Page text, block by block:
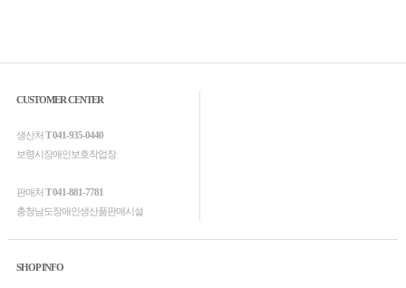
CUSTOMER CENTER
생산처 T 041-935-0440
보령시장애인보호작업장
판매처 T 041-881-7781
충청남도장애인생산품판매시설
SHOP INFO